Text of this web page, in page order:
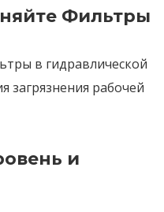
Фильтры
в гидравлической
загрязнения рабочей
и